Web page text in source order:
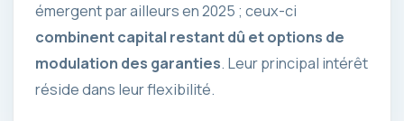
émergent par ailleurs en 2025 ; ceux-ci
combinent capital restant dû et options de
modulation des garanties. Leur principal intérêt
réside dans leur flexibilité.